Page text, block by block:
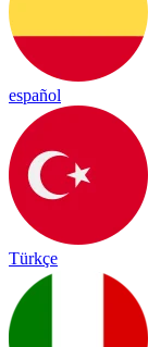
español
Türkçe